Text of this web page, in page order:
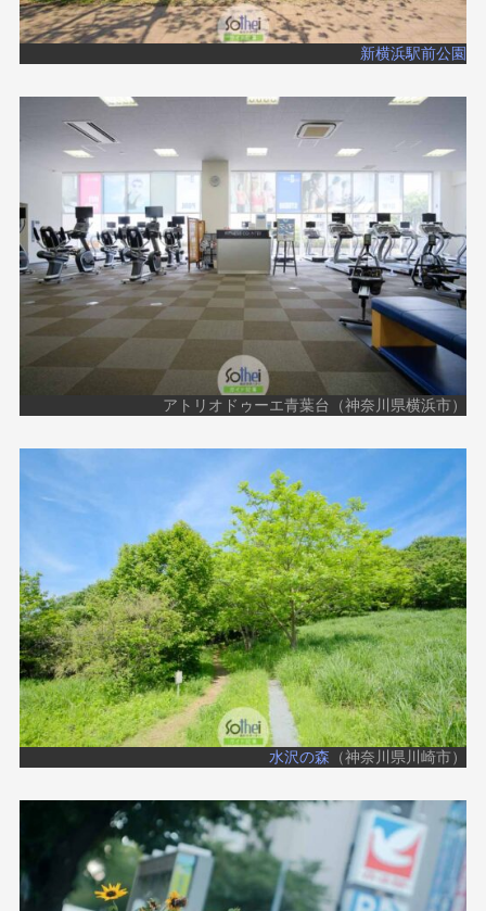
新横浜駅前公園
アトリオドゥーエ青葉台（神奈川県横浜市）
水沢の森 （神奈川県川崎市）